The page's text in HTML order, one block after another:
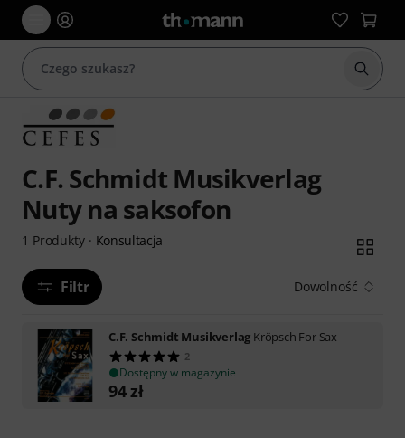
C.F. Schmidt Musikverlag
Nuty na saksofon
1 Produkty· Konsultacja
Filtr Dowolność
C.F. Schmidt Musikverlag Kröpsch For Sax
2
Dostępny w magazynie
94zł